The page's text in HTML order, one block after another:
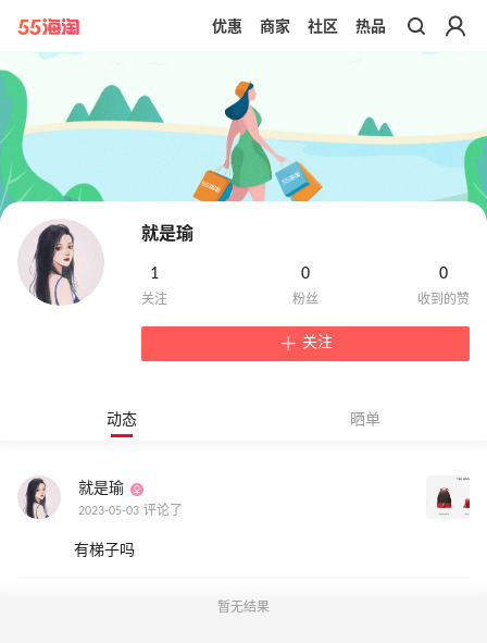
带你去官网买正品
优惠 商家 社区 热品
就是瑜
1 0 0
关注
动态 晒单
就是瑜
2023-05-03 评论了
有梯子吗
暂无结果